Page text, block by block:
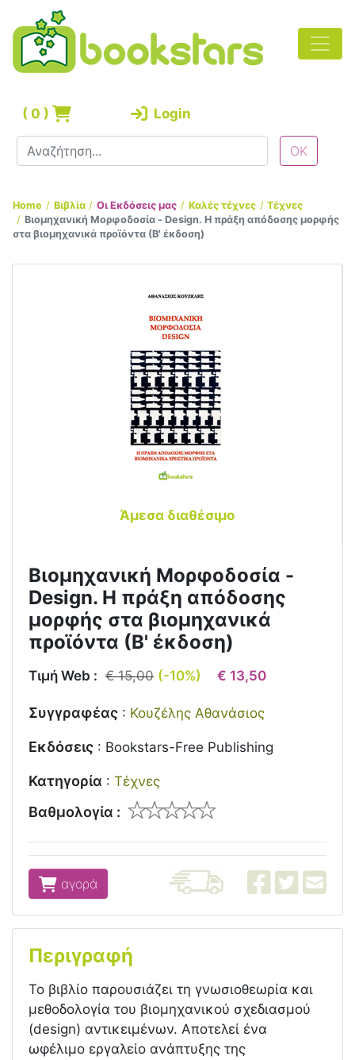
( 0 ) Login
Home Βιβλία Οι Εκδόσεις μας Καλές τέχνες
Τέχνες
Βιομηχανική Μορφοδοσία - Design. H πράξη απόδοσης μορφής
στα βιομηχανικά προϊόντα (Β' έκδοση)
Άμεσα διαθέσιμο
Βιομηχανική Μορφοδοσία -
Design. H πράξη απόδοσης
μορφής στα βιομηχανικά
προϊόντα (Β' έκδοση)
Τιμή Web : € 15,00 (-10%) € 13,50
Συγγραφέας : Κουζέλης Αθανάσιος
Εκδόσεις : Bookstars-Free Publishing
Κατηγορία : Τέχνες
Βαθμολογία :
αγορά
Περιγραφή
Το βιβλίο παρουσιάζει τη γνωσιοθεωρία και
μεθοδολογία του βιομηχανικού σχεδιασμού
(design) αντικειμένων. Αποτελεί ένα
ωφέλιμο εργαλείο ανάπτυξης της